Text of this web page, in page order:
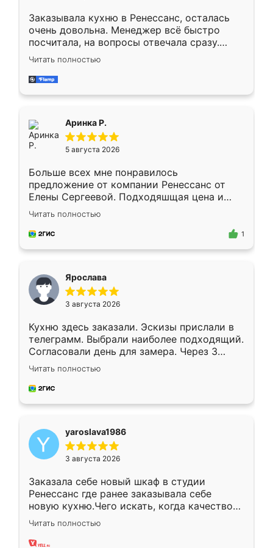
Заказывала кухню в Ренессанс, осталась
очень довольна. Менеджер всё быстро
посчитала, на вопросы отвечала сразу.
Замерщик приехал в субботу, подошёл к
делу со всей ответственностью. Собрали
за день, ребята работали аккуратно, даже
Читать полностью
Аринка Р.
5 августа 2026
Больше всех мне понравилось
предложение от компании Ренессанс от
Елены Сергеевой. Подходяшщая цена и
короткие сроки изготовления. Приехавший
для замера сотрудник Владислав
предложил по моему эскизу самый
Читать полностью
1
Ярослава
3 августа 2026
Кухню здесь заказали. Эскизы прислали в
телеграмм. Выбрали наиболее подходящий.
Согласовали день для замера. Через 3
недели кухня была уже готова. Остались
довольны работой. Спасибо Ренессанс
мебель за качественную работу!
Читать полностью
yaroslava1986
3 августа 2026
Заказала себе новый шкаф в студии
Ренессанс где ранее заказывала себе
новую кухню.Чего искать, когда качеством
вполне довольна. Служит кухня уже почти
два года, нареканий нет.
Читать полностью